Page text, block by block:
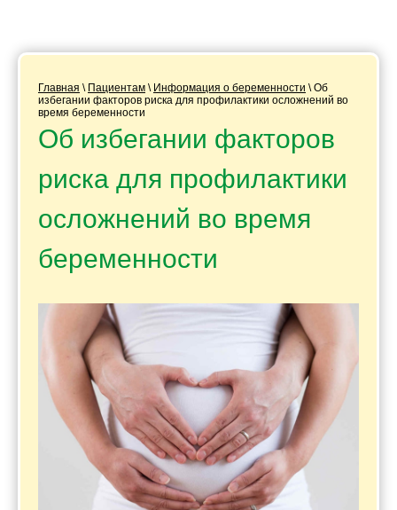
Главная \ Пациентам \ Информация о беременности \Об
избегании факторов риска для профилактики осложнений во
время беременности
Об избегании факторов
риска для профилактики
осложнений во время
беременности